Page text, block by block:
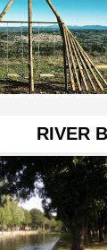
RIVER